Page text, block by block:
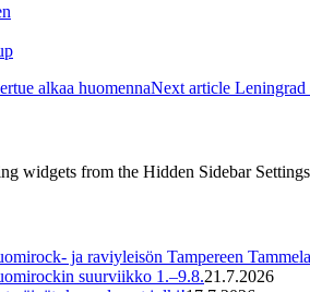
alkaa huomennaNext article Leningrad
widgets from the Hidden Sidebar
ja raviyleisön Tampereen
suurviikko 1.–9.8.21.7.2026